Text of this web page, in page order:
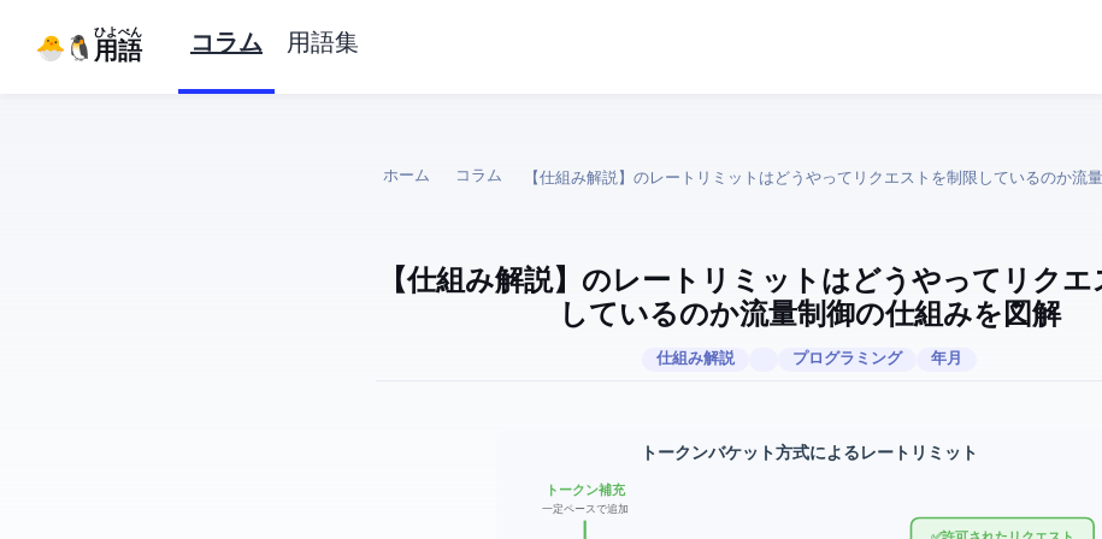
IT用語
ひよぺん コラム 用語集
ホーム コラム
【仕組み解説】APIのレートリミットはどうやってリク
しているのか — 流量制御の仕組みを図解
仕組み解説 プログラミング 2026年04月
トークンバケット方式によるレートリミット
トークン補充
一定ペースで追加